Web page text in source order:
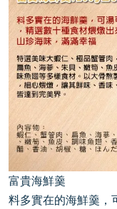
富貴海鮮羹
料多實在的海鮮羹，